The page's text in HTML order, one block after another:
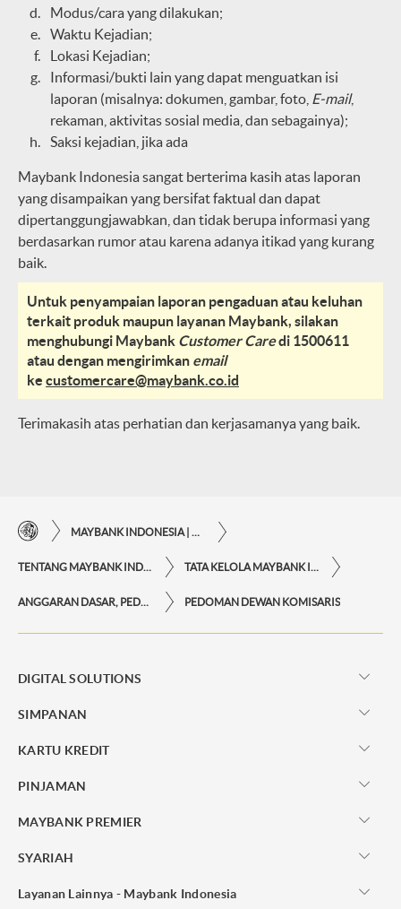
Modus/cara yang dilakukan;
Waktu Kejadian;
Lokasi Kejadian;
Informasi/bukti lain yang dapat menguatkan isi
laporan (misalnya: dokumen, gambar, foto, E-mail,
rekaman, aktivitas sosial media, dan sebagainya);
Saksi kejadian, jika ada
Maybank Indonesia sangat berterima kasih atas laporan
yang disampaikan yang bersifat faktual dan dapat
dipertanggungjawabkan, dan tidak berupa informasi yang
berdasarkan rumor atau karena adanya itikad yang kurang
baik.
Untuk penyampaian laporan pengaduan atau keluhan
terkait produk maupun layanan Maybank, silakan
menghubungi Maybank Customer Caredi 1500611
atau dengan mengirimkan email
ke customercare@maybank.co.id
Terimakasih atas perhatian dan kerjasamanya yang baik.
PEDOMAN DEWAN KOMISARIS
DIGITAL SOLUTIONS
SIMPANAN
KARTU KREDIT
PINJAMAN
MAYBANK PREMIER
SYARIAH
Layanan Lainnya - Maybank Indonesia